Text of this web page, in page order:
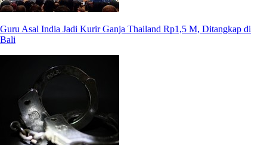
Guru Asal India Jadi Kurir Ganja Thailand Rp1,5 M, Ditangkap di
Bali